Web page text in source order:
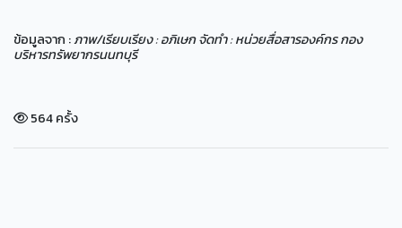
ข้อมูลจาก :ภาพ/เรียบเรียง : อภิเษก จัดทำ : หน่วยสื่อสารองค์กร กอง
บริหารทรัพยากรนนทบุรี
564 ครั้ง